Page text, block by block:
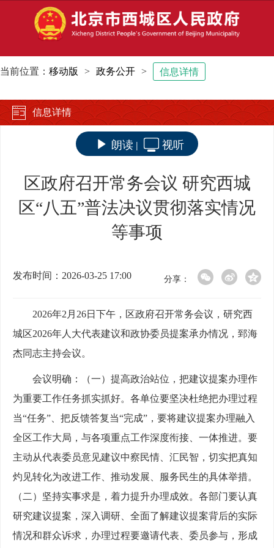
当前位置： 移动版 > 政务公开 > 信息详情
信息详情
朗读 | 视听
区政府召开常务会议 研究西城
区“八五”普法决议贯彻落实情况
等事项
发布时间：2026-03-25 17:00 分享：
2026年2月26日下午，区政府召开常务会议，研究西
城区2026年人大代表建议和政协委员提案承办情况，郅海
杰同志主持会议。
会议明确：（一）提高政治站位，把建议提案办理作
为重要工作任务抓实抓好。各单位要坚决杜绝把办理过程
当“任务”、把反馈答复当“完成”，要将建议提案办理融入
全区工作大局，与各项重点工作深度衔接、一体推进。要
主动从代表委员意见建议中察民情、汇民智，切实把真知
灼见转化为改进工作、推动发展、服务民生的具体举措。
（二）坚持实事求是，着力提升办理成效。各部门要认真
研究建议提案，深入调研、全面了解建议提案背后的实际
情况和群众诉求，办理过程要邀请代表、委员参与，形成